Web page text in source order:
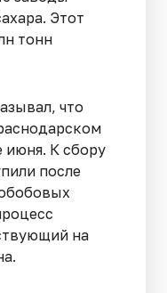
Этот
тонн
что
июня. К сбору
после
на